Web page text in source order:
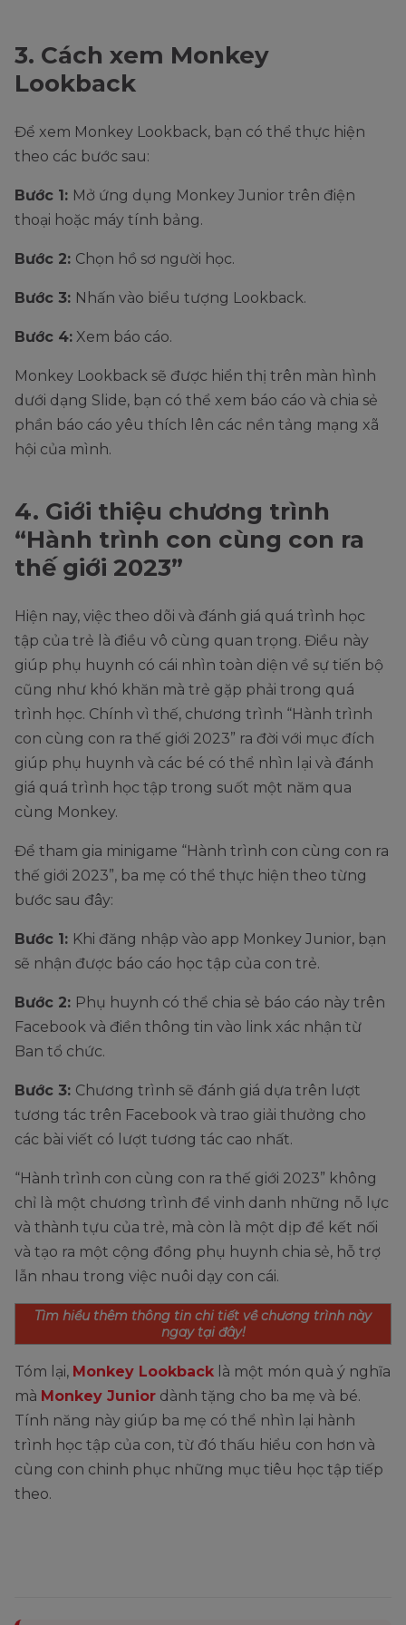
3. Cách xem Monkey
Lookback
Để xem Monkey Lookback, bạn có thể thực hiện
theo các bước sau:
Bước 1: Mở ứng dụng Monkey Junior trên điện
thoại hoặc máy tính bảng.
Bước 2: Chọn hồ sơ người học.
Bước 3: Nhấn vào biểu tượng Lookback.
Bước 4: Xem báo cáo.
Monkey Lookback sẽ được hiển thị trên màn hình
dưới dạng Slide, bạn có thể xem báo cáo và chia sẻ
phần báo cáo yêu thích lên các nền tảng mạng xã
hội của mình.
4. Giới thiệu chương trình
“Hành trình con cùng con ra
thế giới 2023”
Hiện nay, việc theo dõi và đánh giá quá trình học
tập của trẻ là điều vô cùng quan trọng. Điều này
giúp phụ huynh có cái nhìn toàn diện về sự tiến bộ
cũng như khó khăn mà trẻ gặp phải trong quá
trình học. Chính vì thế, chương trình “Hành trình
con cùng con ra thế giới 2023” ra đời với mục đích
giúp phụ huynh và các bé có thể nhìn lại và đánh
giá quá trình học tập trong suốt một năm qua
cùng Monkey.
Để tham gia minigame “Hành trình con cùng con ra
thế giới 2023”, ba mẹ có thể thực hiện theo từng
bước sau đây:
Bước 1: Khi đăng nhập vào app Monkey Junior, bạn
sẽ nhận được báo cáo học tập của con trẻ.
Bước 2: Phụ huynh có thể chia sẻ báo cáo này trên
Facebook và điền thông tin vào link xác nhận từ
Ban tổ chức.
Bước 3: Chương trình sẽ đánh giá dựa trên lượt
tương tác trên Facebook và trao giải thưởng cho
các bài viết có lượt tương tác cao nhất.
“Hành trình con cùng con ra thế giới 2023” không
chỉ là một chương trình để vinh danh những nỗ lực
và thành tựu của trẻ, mà còn là một dịp để kết nối
và tạo ra một cộng đồng phụ huynh chia sẻ, hỗ trợ
lẫn nhau trong việc nuôi dạy con cái.
Tìm hiểu thêm thông tin chi tiết về chương trình này
ngay tại đây!
Tóm lại, Monkey Lookback là một món quà ý nghĩa
mà Monkey Junior dành tặng cho ba mẹ và bé.
Tính năng này giúp ba mẹ có thể nhìn lại hành
trình học tập của con, từ đó thấu hiểu con hơn và
cùng con chinh phục những mục tiêu học tập tiếp
theo.